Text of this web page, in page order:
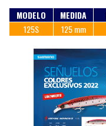
MODELO
MEDIDA
125S
125 mm